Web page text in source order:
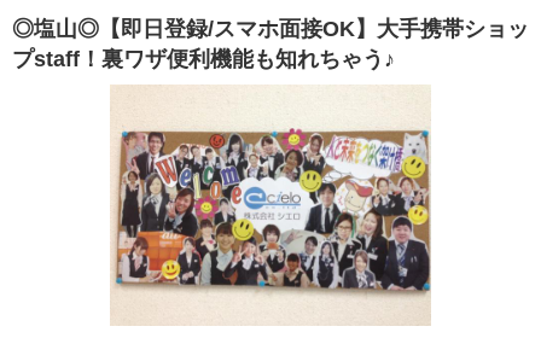
◎塩山◎【即日登録/スマホ面接OK】大手携帯ショッ
プstaff！裏ワザ便利機能も知れちゃう♪